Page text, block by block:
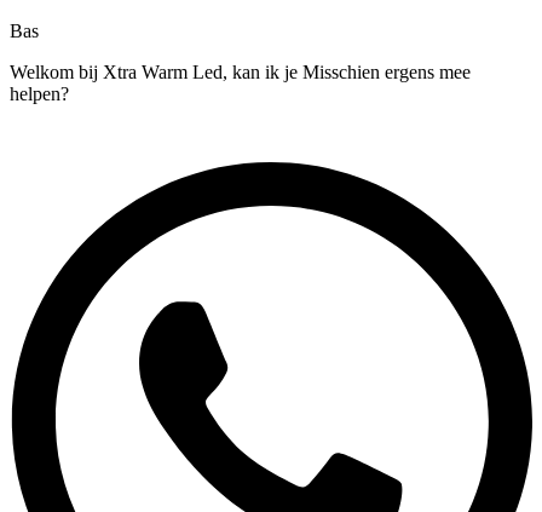
Bas
Welkom bij Xtra Warm Led, kan ik je Misschien ergens mee
helpen?